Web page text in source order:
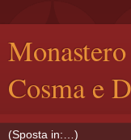
Cosma e